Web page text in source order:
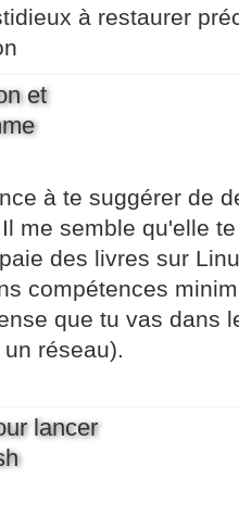
à restaurer
et
à te suggérer de
me semble qu'elle
des livres sur
compétences
que tu vas dans
réseau).
lancer